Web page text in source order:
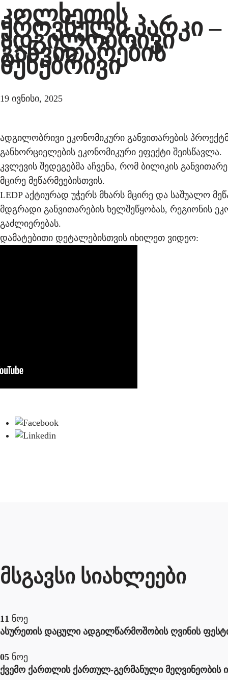
კოლხეთის
ეროვნული პარკი –
ადგილობრივი
განვითარების
ბუნებრივი
19 ივნისი, 2025
ადგილობრივი ეკონომიკური განვითარების
განხორციელების ეკონომიკური ეფექტი შეისწავლა.
კვლევის შედეგებმა აჩვენა, რომ ბილიკის
მცირე მეწარმეებისთვის.
LEDP აქტიურად უჭერს მხარს მცირე და საშუალო
მდგრადი განვითარების ხელშეწყობას, რეგიონის
გაძლიერებას.
დამატებითი დეტალებისთვის იხილეთ ვიდეო:
მსგავსი სიახლეები
11 ნოე
ასურეთის დაცული ადგილწარმოშობის ღვინის
05 ნოე
ქვემო ქართლის ქართულ-გერმანული მეღვინეობის